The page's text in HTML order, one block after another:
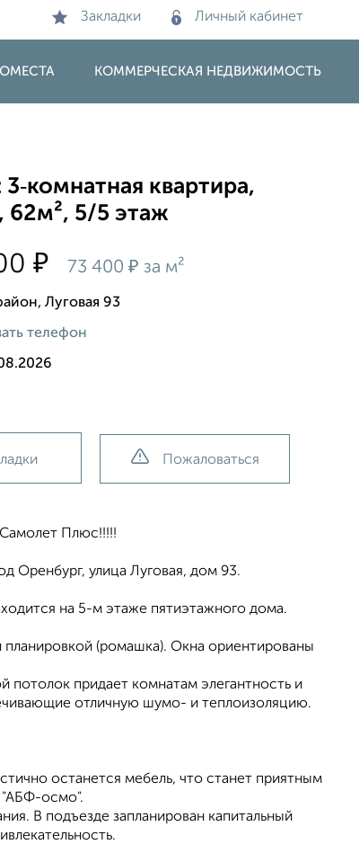
Закладки Личный кабинет
КОММЕРЧЕСКАЯ НЕДВИЖИМОСТЬ
квартира,
62м², 5/5 этаж
₽ 73 400₽ за м²
Луговая 93
телефон
Пожаловаться
Самолет Плюс!!!!!
Оренбург, улица Луговая, дом 93.
на 5-м этаже пятиэтажного дома.
планировкой (ромашка). Окна ориентированы
потолок придает комнатам элегантность и
отличную шумо- и теплоизоляцию.
останется мебель, что станет приятным
"АБФ-осмо".
В подъезде запланирован капитальный